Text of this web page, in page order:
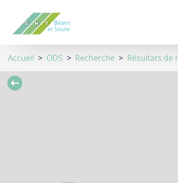
contenu
Accueil > ODS > Recherche > Résultats de